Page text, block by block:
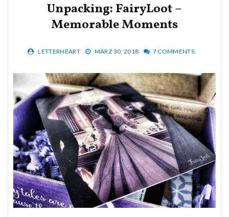
Unpacking: FairyLoot –
Memorable Moments
LETTERHEART MÄRZ 30, 2018 7 COMMENTS.